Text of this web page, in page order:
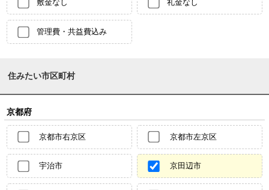
敷金なし 礼金なし
管理費・共益費込み
住みたい市区町村
京都府
京都市右京区 京都市左京区
宇治市 京田辺市